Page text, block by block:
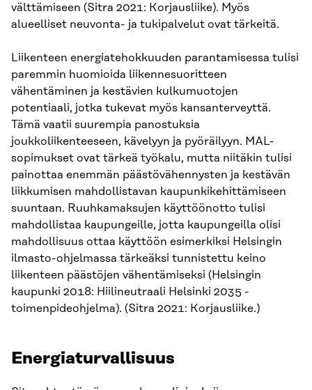
välttämiseen (Sitra 2021: Korjausliike). Myös
alueelliset neuvonta- ja tukipalvelut ovat tärkeitä.
Liikenteen energiatehokkuuden parantamisessa tulisi
paremmin huomioida liikennesuoritteen
vähentäminen ja kestävien kulkumuotojen
potentiaali, jotka tukevat myös kansanterveyttä.
Tämä vaatii suurempia panostuksia
joukkoliikenteeseen, kävelyyn ja pyöräilyyn. MAL-
sopimukset ovat tärkeä työkalu, mutta niitäkin tulisi
painottaa enemmän päästövähennysten ja kestävän
liikkumisen mahdollistavan kaupunkikehittämiseen
suuntaan. Ruuhkamaksujen käyttöönotto tulisi
mahdollistaa kaupungeille, jotta kaupungeilla olisi
mahdollisuus ottaa käyttöön esimerkiksi Helsingin
ilmasto-ohjelmassa tärkeäksi tunnistettu keino
liikenteen päästöjen vähentämiseksi (Helsingin
kaupunki 2018: Hiilineutraali Helsinki 2035 -
toimenpideohjelma). (Sitra 2021: Korjausliike.)
Energiaturvallisuus